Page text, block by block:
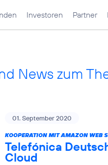
Investoren Partner
News zum
01. September 2020
KOOPERATION MIT AMAZON WEB
Telefónica
Cloud